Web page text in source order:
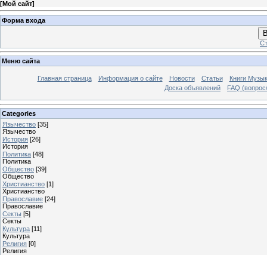
[Мой сайт]
Форма входа
Меню сайта
Главная страница Информация о сайте Новости Статьи
Книги
Доска объявлений
FAQ
Categories
Язычество [35]
Язычество
История [26]
История
Политика [48]
Политика
Общество [39]
Общество
Христианство [1]
Христианство
Православие [24]
Православие
Секты [5]
Секты
Культура [11]
Культура
Религия [0]
Религия